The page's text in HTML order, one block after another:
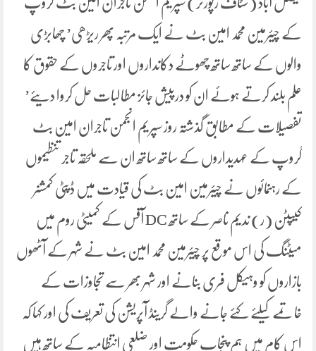
کے چیئرمین محمد امین بٹ نے ایک مرتبہ پھر ریڑھی’ چھابڑی
والوں کے ساتھ ساتھ چھوٹے دکانداروں اور تاجروں کے حقوق کا
علم بلند کرتے ہوئے ان کو درپیش جائز مطالبات حل کروا دیئے’
تفصیلات کے مطابق گذشتہ روز سپریم انجمن تاجران امین بٹ
گروپ کے عہدیداروں کے ساتھ ساتھ ان سے ملحقہ تاجر تنظیموں
کے رہنمائوں نے چیئرمین امین بٹ کی قیادت میں ڈپٹی کمشنر
کیپٹن (ر) ندیم ناصر کے ساتھ DC آفس کے کمیٹی روم میں
میٹنگ کی اس موقع پر چیئرمین محمد امین بٹ نے شہر کے آٹھوں
بازاروں کو وہیکل فری بنانے اور شہر بھر سے تجاوزات کے
خاتمے کیلئے کئے جانے والے گرینڈ آپریشن کی تعریف کی اور کہا کہ
اس کام میں ہم پنجاب حکومت اور ضلعی انتظامیہ کے ساتھ ہیں